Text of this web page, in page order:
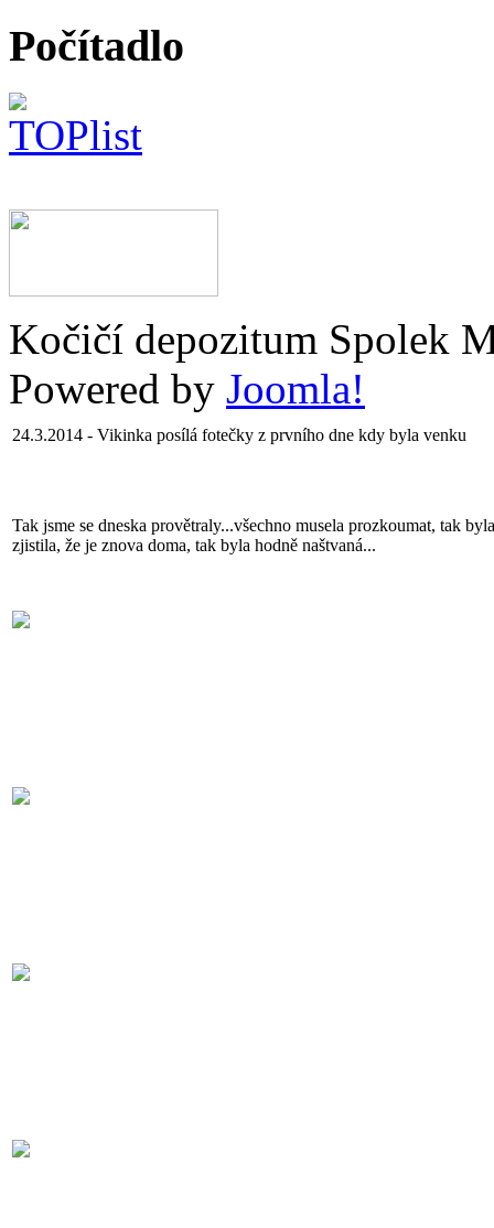
Počítadlo
Kočičí depozitum Spolek
Powered by Joomla!
24.3.2014 - Vikinka posílá fotečky z prvního dne kdy byla venku
Tak jsme se dneska provětraly...všechno musela prozkoumat, tak
zjistila, že je znova doma, tak byla hodně naštvaná...